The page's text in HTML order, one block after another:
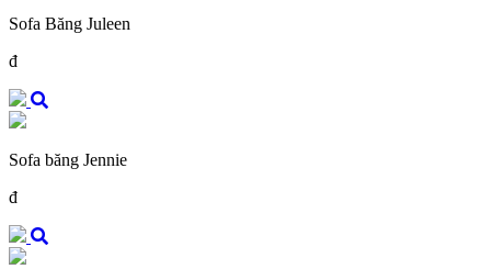
Sofa Băng Juleen
đ
Sofa băng Jennie
đ